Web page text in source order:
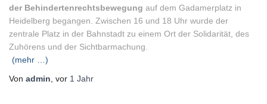
der Behindertenrechtsbewegung auf dem Gadamerplatz in
Heidelberg begangen. Zwischen 16 und 18 Uhr wurde der
zentrale Platz in der Bahnstadt zu einem Ort der Solidarität, des
Zuhörens und der Sichtbarmachung.
(mehr …)
Von admin , vor 1 Jahr